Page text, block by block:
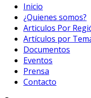
Inicio
¿Quienes somos?
Articulos Por
Artículos por
Documentos
Eventos
Prensa
Contacto